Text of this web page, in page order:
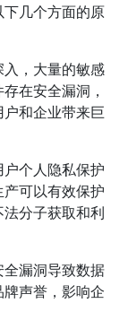
几个方面的原
，大量的敏感
在安全漏洞，
和企业带来巨
个人隐私保护
可以有效保护
分子获取和利
漏洞导致数据
声誉，影响企